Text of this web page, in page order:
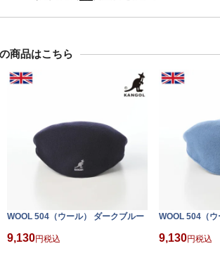
商品はこちら
WOOL 504（ウール） ダークブルー
9,130 税込
WOOL 504（ウ
9,130 税込